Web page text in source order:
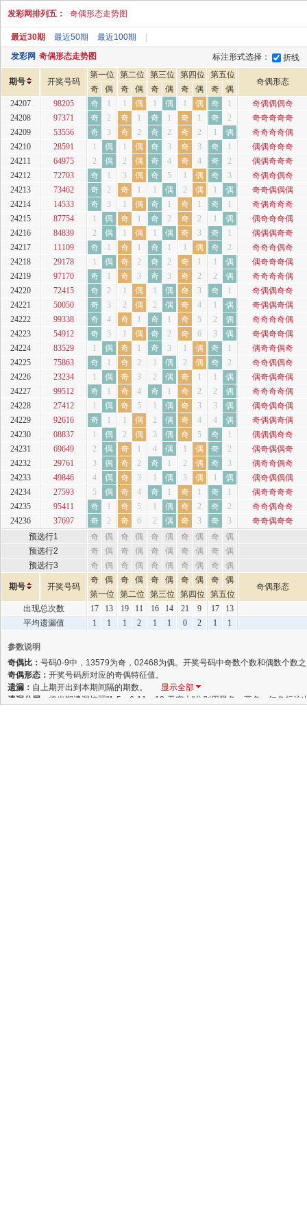
发彩网排列五： 奇偶形态走势图
最近30期 最近50期 最近100期
发彩网 奇偶形态走势图 标注形式选择： 折线
期号 开奖号码
第一位 第二位 第三位 第四位 第五位
奇偶形态
奇 偶 奇 偶 奇 偶 奇 偶 奇
偶
24207
98205 奇 1 1 偶 1 偶 1 偶 奇 1
奇偶偶偶奇
24208
97371 奇 2 奇 1 奇 1 奇 1 奇 2
奇奇奇奇奇
24209
53556 奇 3 奇 2 奇 2 奇 2 1 偶
奇奇奇奇偶
24210
28591 1 偶 1 偶 奇 3 奇 3 奇 1
偶偶奇奇奇
24211
64975 2 偶 2 偶 奇 4 奇 4 奇 2
偶偶奇奇奇
24212
72703 奇 1 3 偶 奇 5 1 偶 奇 3
奇偶奇偶奇
24213
73462 奇 2 奇 1 1 偶 2 偶 1 偶
奇奇偶偶偶
24214
14533 奇 3 1 偶 奇 1 奇 1 奇 1
奇偶奇奇奇
24215
87754 1 偶 奇 1 奇 2 奇 2 1 偶
偶奇奇奇偶
24216
84839 2 偶 1 偶 1 偶 奇 3 奇 1
偶偶偶奇奇
24217
11109 奇 1 奇 1 奇 1 1 偶 奇 2
奇奇奇偶奇
24218
29178 1 偶 奇 2 奇 2 奇 1 1 偶
偶奇奇奇偶
24219
97170 奇 1 奇 3 奇 3 奇 2 2 偶
奇奇奇奇偶
24220
72415 奇 2 1 偶 1 偶 奇 3 奇 1
奇偶偶奇奇
24221
50050 奇 3 2 偶 2 偶 奇 4 1 偶
奇偶偶奇偶
24222
99338 奇 4 奇 1 奇 1 奇 5 2 偶
奇奇奇奇偶
24223
54912 奇 5 1 偶 奇 2 奇 6 3 偶
奇偶奇奇偶
24224
83529 1 偶 奇 1 奇 3 1 偶 奇 1
偶奇奇偶奇
24225
75863 奇 1 奇 2 1 偶 2 偶 奇 2
奇奇偶偶奇
24226
23234 1 偶 奇 3 2 偶 奇 1 1 偶
偶奇偶奇偶
24227
99512 奇 1 奇 4 奇 1 奇 2 2 偶
奇奇奇奇偶
24228
27412 1 偶 奇 5 1 偶 奇 3 3 偶
偶奇偶奇偶
24229
92616 奇 1 1 偶 2 偶 奇 4 4 偶
奇偶偶奇偶
24230
08837 1 偶 2 偶 3 偶 奇 5 奇 1
偶偶偶奇奇
24231
69649 2 偶 奇 1 4 偶 1 偶 奇 2
偶奇偶偶奇
24232
29761 3 偶 奇 2 奇 1 2 偶 奇 3
偶奇奇偶奇
24233
49846 4 偶 奇 3 1 偶 3 偶 1 偶
偶奇偶偶偶
24234
27593 5 偶 奇 4 奇 1 奇 1 奇 1
偶奇奇奇奇
24235
95411 奇 1 奇 5 1 偶 奇 2 奇 2
奇奇偶奇奇
24236
37697 奇 2 奇 6 2 偶 奇 3 奇 3
奇奇偶奇奇
预选行1
奇 偶 奇 偶 奇 偶 奇 偶 奇
偶
预选行2
奇 偶 奇 偶 奇 偶 奇 偶 奇
偶
预选行3
奇 偶 奇 偶 奇 偶 奇 偶 奇 偶
期号 开奖号码
奇 偶 奇 偶 奇 偶 奇 偶 奇 偶
奇偶形态
第一位 第二位 第三位 第四位
第五位
出现总次数
17 13 19 11 16 14 21 9 17
13
平均遗漏值
1 1 1 2 1 1 0 2 1 1
参数说明
奇偶比： 号码0-9中，13579为奇，02468为偶。开奖号码中奇数个数和偶数个数
奇偶形态： 开奖号码所对应的奇偶特征值。
遗漏： 自上期开出到本期间隔的期数。
显示全部
遗漏分层： 将当期遗漏按照"1-5，6-11，12-无穷大"分别用黑色、蓝色、红色标注